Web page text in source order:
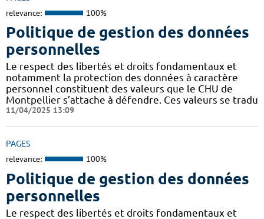
relevance: 100%
Politique de gestion des données
personnelles
Le respect des libertés et droits fondamentaux et
notamment la protection des données à caractère
personnel constituent des valeurs que le CHU de
Montpellier s’attache à défendre. Ces valeurs se tradu
11/04/2025 13:09
PAGES
relevance: 100%
Politique de gestion des données
personnelles
Le respect des libertés et droits fondamentaux et